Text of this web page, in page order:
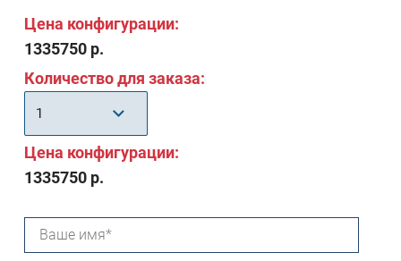
Цена конфигурации:
1335750 р.
Количество для заказа:
1
Цена конфигурации:
1335750 р.